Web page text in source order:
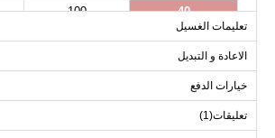
40
100
42
44
48
118
50
122
تعليمات الغسيل
الاعادة و التبديل
خيارات الدفع
تعليقات(1)